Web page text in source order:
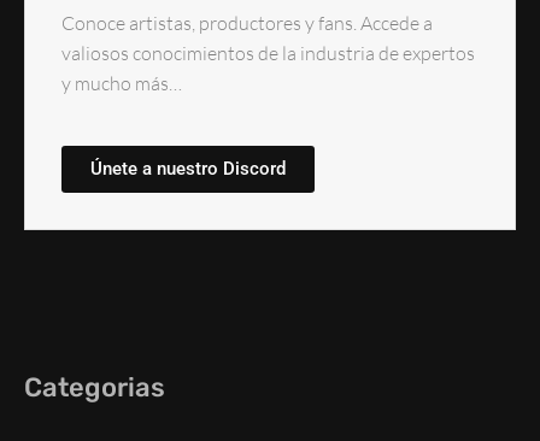
Conoce artistas, productores y fans. Accede a
valiosos conocimientos de la industria de expertos
y mucho más…
Únete a nuestro Discord
Categorias